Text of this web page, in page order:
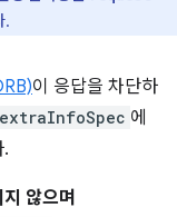
.
이 응답을 차단하
에
않으며